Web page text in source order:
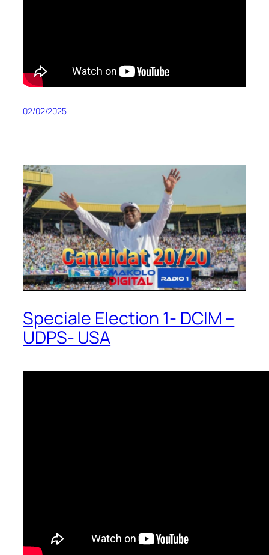
02/02/2025
Speciale Election 1- DCIM –
UDPS- USA